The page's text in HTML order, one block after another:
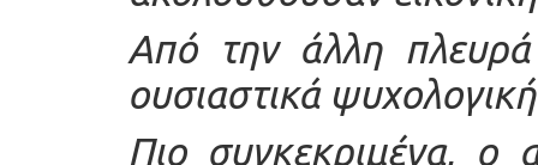
Από την άλλη πλευρά
ουσιαστικά
Πιο συγκεκριμένα, ο